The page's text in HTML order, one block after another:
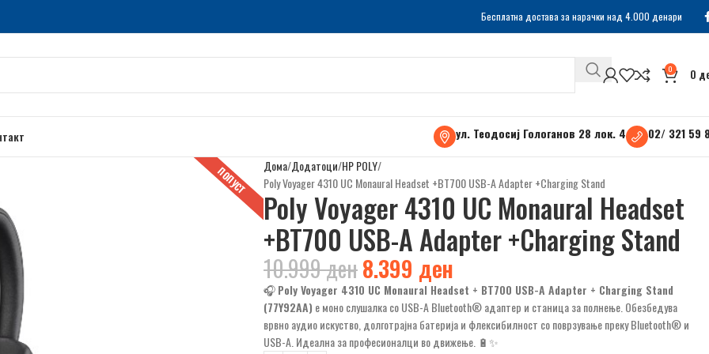
Бесплатна достава за нарачки над 4.000 денари
0 0
ул. Теодосиј Гологанов 28 лок. 4 02/ 321 59
ПОПУСТ Дома Додатоци HP POLY
Poly Voyager 4310 UC Monaural Headset +BT700 USB-A Adapter +Charging Stand
Poly Voyager 4310 UC Monaural Headset
+BT700 USB-A Adapter +Charging Stand
10.999ден8.399 ден
🎧Poly Voyager 4310 UC Monaural Headset + BT700 USB-A Adapter + Charging Stand
(77Y92AA) е моно слушалка со USB-A Bluetooth® адаптер и станица за полнење. Обезбедува
врвно аудио искуство, долготрајна батерија и флексибилност со поврзување преку Bluetooth® и
USB-A. Идеална за професионалци во движење. 🔋✨